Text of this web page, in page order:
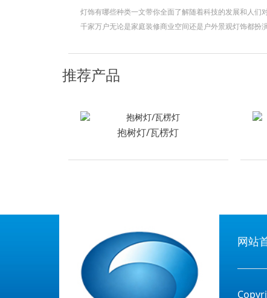
灯饰有哪些种类一文带你全面了解随着科技的发展和人们
千家万户无论是家庭装修商业空间还是户外景观灯饰都扮
类型筒灯一般嵌入天花板光线柔和均匀适合用于客厅走廊
光效果常用于重点照明比如照射挂画装饰品等很多消费者
推荐产品
抱树灯/瓦楞灯
网站